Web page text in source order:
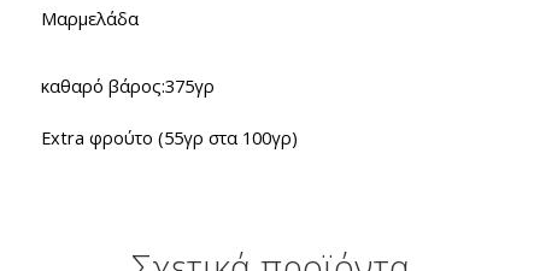
Μαρμελάδα
καθαρό βάρος:375γρ
Extra φρούτο (55γρ στα 100γρ)